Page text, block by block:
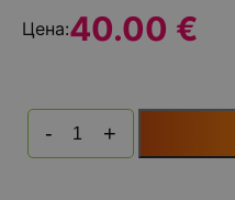
Цена:40.00 €
-
Количество
товара
+